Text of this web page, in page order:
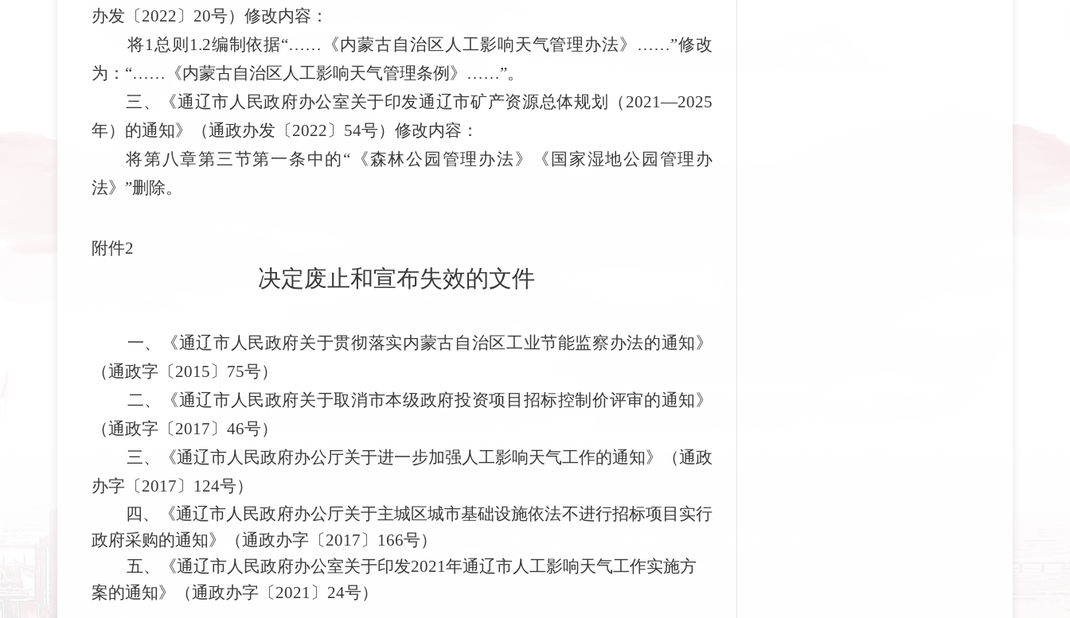
办发〔2022〕 20号）修改内容：
将1总则 1.2编制依据“……《内蒙古自治区人工影响天气管理办法》……”修改
为： “…… 《内蒙古自治区人工影响天气管理条例》 ……”。
三、
《通辽市人民政府办公室关于印发通辽市矿产资源总体规划（ 2021—2025
年）的通知》
（通政办发〔2022〕 54号）修改内容：
将第八章第三节第一条中的“《森林公园管理办法》《国家湿地公园管理办
法》”删除。
附件2
决定废止和宣布失效的文件
一、《通辽市人民政府关于贯彻落实内蒙古自治区工业节能监察办法的通知》
（通政字〔2015〕 75号）
二、
《通辽市人民政府关于取消市本级政府投资项目招标控制价评审的通知》
（通政字〔2017〕 46号）
三、
《通辽市人民政府办公厅关于进一步加强人工影响天气工作的通知》（通政
办字〔2017〕 124号）
四、
《通辽市人民政府办公厅关于主城区城市基础设施依法不进行招标项目实行
政府采购的通知》（通政办字〔2017〕 166号）
五、《通辽市人民政府办公室关于印发2021年通辽市人工影响天气工作实施方
案的通知》（通政办字〔2021〕 24号）